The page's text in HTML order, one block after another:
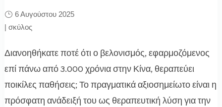
6 Αυγούστου 2025
| σκύλος
Διανοηθήκατε ποτέ ότι ο βελονισμός, εφαρμοζόμενος
επί πάνω από 3.000 χρόνια στην Κίνα, θεραπεύει
ποικίλες παθήσεις; Το πραγματικά αξιοσημείωτο είναι η
πρόσφατη ανάδειξή του ως θεραπευτική λύση για την